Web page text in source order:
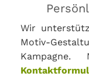
Wir
Motiv-